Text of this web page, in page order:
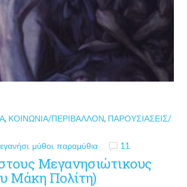
, ΚΟΙΝΩΝΊΑ/ΠΕΡΙΒΆΛΛΟΝ, ΠΑΡΟΥΣΙΆΣΕΙΣ/
, μύθοι,παραμύθια 11
Μεγανησιώτικους
Μάκη Πολίτη)